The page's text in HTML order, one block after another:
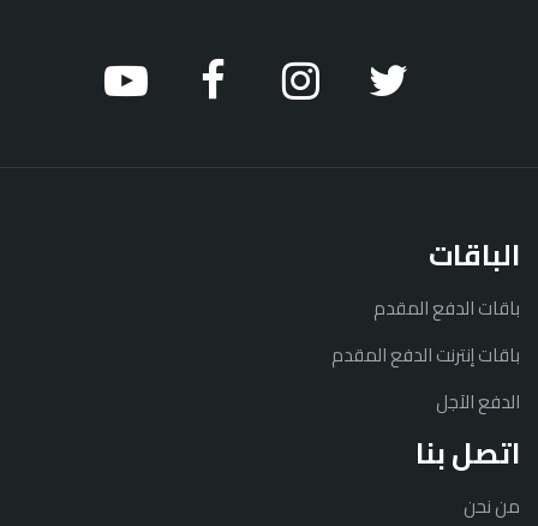
الباقات
باقات الدفع المقدم
باقات إنترنت الدفع المقدم
الدفع الآجل
اتصل بنا
من نحن